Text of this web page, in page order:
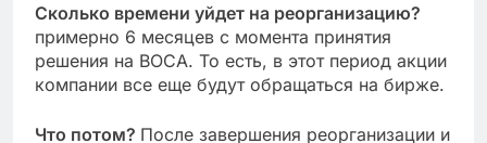
Сколько времени уйдет на реорганизацию?
примерно 6 месяцев с момента принятия
решения на ВОСА. То есть, в этот период акции
компании все еще будут обращаться на бирже.
Что потом? После завершения реорганизации и